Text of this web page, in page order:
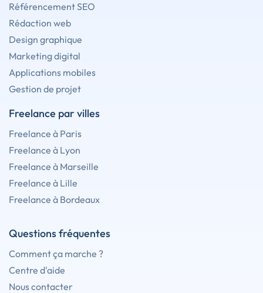
Référencement SEO
Rédaction web
Design graphique
Marketing digital
Applications mobiles
Gestion de projet
Freelance par villes
Freelance à Paris
Freelance à Lyon
Freelance à Marseille
Freelance à Lille
Freelance à Bordeaux
Questions fréquentes
Comment ça marche ?
Centre d'aide
Nous contacter